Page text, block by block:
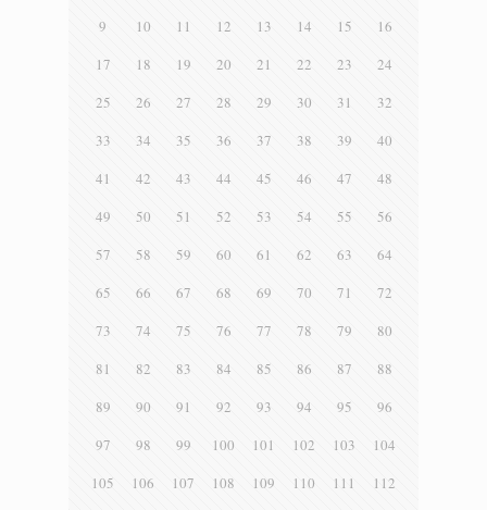
9
10 11 12 13 14 15
16
17
18 19 20 21 22 23
24
25
26 27 28 29 30 31
32
33
34 35 36 37 38 39
40
41
42 43 44 45 46 47
48
49
50 51 52 53 54 55
56
57
58 59 60 61 62 63
64
65
66 67 68 69 70 71
72
73
74 75 76 77 78 79
80
81
82 83 84 85 86 87
88
89
90 91 92 93 94 95
96
97
98 99 100 101 102 103
104
105
106 107 108 109 110 111
112